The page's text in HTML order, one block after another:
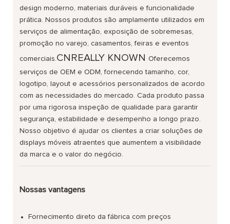
design moderno, materiais duráveis ​​e funcionalidade
prática. Nossos produtos são amplamente utilizados em
serviços de alimentação, exposição de sobremesas,
promoção no varejo, casamentos, feiras e eventos
comerciais. CNREALLY KNOWNOferecemos
serviços de OEM e ODM, fornecendo tamanho, cor,
logotipo, layout e acessórios personalizados de acordo
com as necessidades do mercado. Cada produto passa
por uma rigorosa inspeção de qualidade para garantir
segurança, estabilidade e desempenho a longo prazo.
Nosso objetivo é ajudar os clientes a criar soluções de
displays móveis atraentes que aumentem a visibilidade
da marca e o valor do negócio.
Nossas vantagens
Fornecimento direto da fábrica com preços